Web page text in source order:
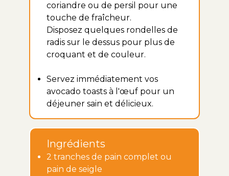
coriandre ou de persil pour une
touche de fraîcheur.
Disposez quelques rondelles de
radis sur le dessus pour plus de
croquant et de couleur.
Servez immédiatement vos
avocado toasts à l'œuf pour un
déjeuner sain et délicieux.
Ingrédients
2 tranches de pain complet ou
pain de seigle